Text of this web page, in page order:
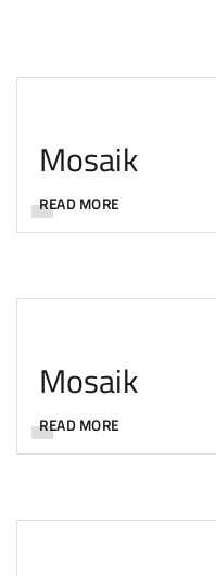
Mosaik
READ MORE
Mosaik
READ MORE